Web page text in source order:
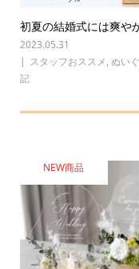
初夏の結婚式には爽や
2023.05.31
スタッフおススメ, ぬい
記
NEW商品